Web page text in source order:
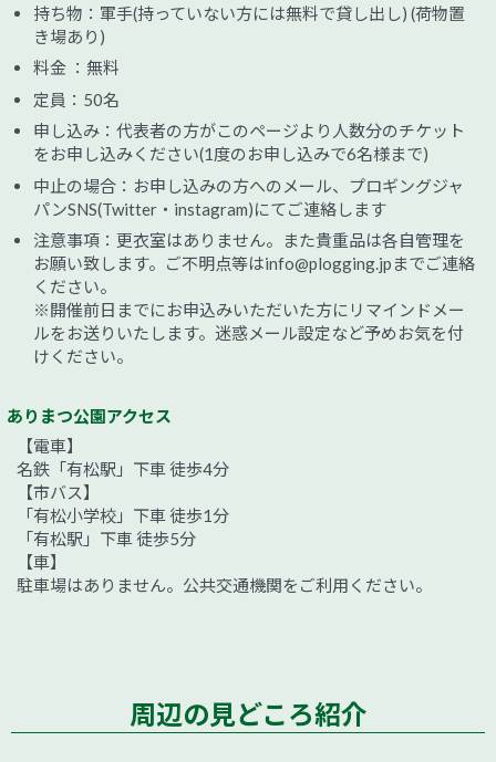
持ち物：軍手(持っていない方には無料で貸し出し) (荷物置
き場あり)
料金 ：無料
定員：50名
申し込み：代表者の方がこのページより人数分のチケット
をお申し込みください(1度のお申し込みで6名様まで)
中止の場合：お申し込みの方へのメール、プロギングジャ
パンSNS(Twitter・instagram)にてご連絡します
注意事項：更衣室はありません。また貴重品は各自管理を
お願い致します。ご不明点等はinfo@plogging.jpまでご連絡
ください。
※開催前日までにお申込みいただいた方にリマインドメー
ルをお送りいたします。迷惑メール設定など予めお気を付
けください。
ありまつ公園アクセス
【電車】
名鉄「有松駅」下車 徒歩4分
【市バス】
「有松小学校」下車 徒歩1分
「有松駅」下車 徒歩5分
【車】
駐車場はありません。公共交通機関をご利用ください。
周辺の見どころ紹介